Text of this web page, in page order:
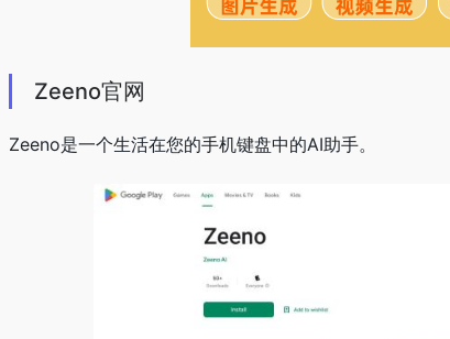
Zeeno官网
Zeeno是一个生活在您的手机键盘中的AI助手。